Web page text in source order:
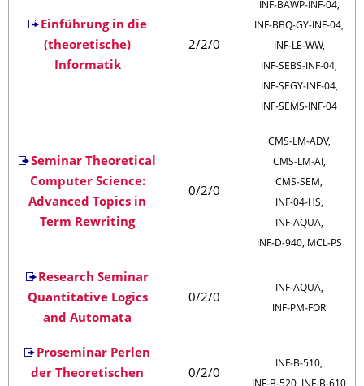
Einführung in die
(theoretische)
Informatik
2/2/0
INF‑BAWP‑INF‑04,
INF‑BBQ‑GY‑INF‑04,
INF‑LE‑WW,
INF‑SEBS‑INF‑04,
INF‑SEGY‑INF‑04,
INF‑SEMS‑INF‑04
Seminar Theoretical
Computer Science:
Advanced Topics in
Term Rewriting
0/2/0
CMS‑LM‑ADV,
CMS‑LM‑AI,
CMS‑SEM,
INF‑04‑HS,
INF‑AQUA,
INF‑D‑940, MCL‑PS
Research Seminar
Quantitative Logics
and Automata
0/2/0
INF‑AQUA,
INF‑PM‑FOR
Proseminar Perlen
der Theoretischen
0/2/0
INF‑B‑510,